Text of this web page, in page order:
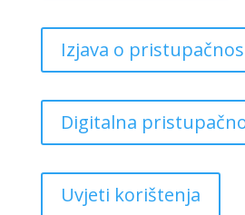
Izjava o
Digitalna
Uvjeti korištenja